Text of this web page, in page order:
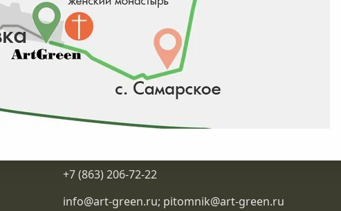
+7 (863) 206-72-22
info@art-green.ru; pitomnik@art-green.ru